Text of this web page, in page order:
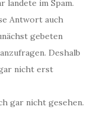
landete im Spam.
Antwort auch
gebeten
Deshalb
nicht erst
gar nicht gesehen.